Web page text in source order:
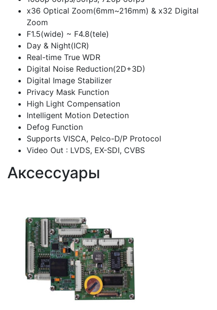
x36 Optical Zoom(6mm~216mm) & x32 Digital
Zoom
F1.5(wide) ~ F4.8(tele)
Day & Night(ICR)
Real-time True WDR
Digital Noise Reduction(2D+3D)
Digital Image Stabilizer
Privacy Mask Function
High Light Compensation
Intelligent Motion Detection
Defog Function
Supports VISCA, Pelco-D/P Protocol
Video Out : LVDS, EX-SDI, CVBS
Аксессуары